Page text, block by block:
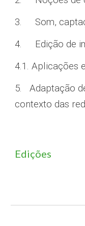
3.
Som,
4.
Edição de
4.1. Aplicações
5. Adaptação
contexto das
Edições